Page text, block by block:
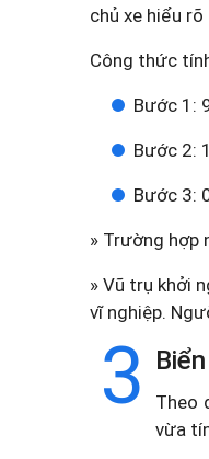
chủ xe hiểu
Công thức
Bước 1:
Bước 2:
Bước 3:
» Trường hợp
» Vũ trụ khởi
vĩ nghiệp.
3
Theo
vừa